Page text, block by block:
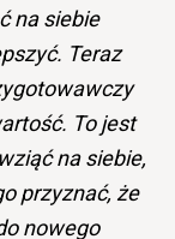
na siebie
Teraz
To jest
na siebie,
przyznać, że
nowego